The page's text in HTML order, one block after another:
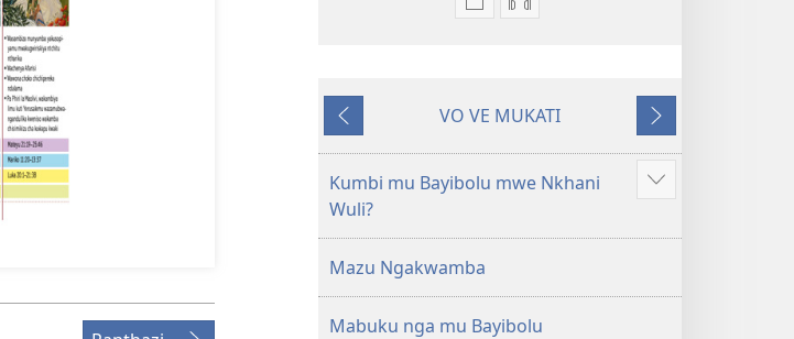
Nthowa
la
Chifya
la
Nthowa
vakuvwisiya
Charu
Ngakupaturika
Wereriyani
VO VE MUKATI
Panthazi
Kumbi mu Bayibolu mwe Nkhani
Wuli?
Longoni
Mazu Ngakwamba
Mabuku nga mu Bayibolu